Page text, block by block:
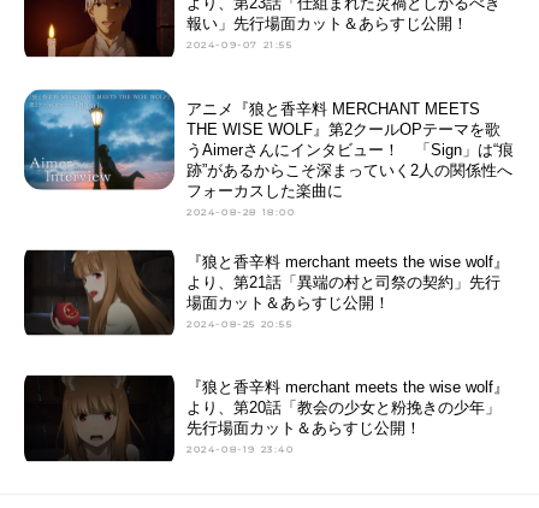
報い」先行場面カット＆あらすじ公開！
2024-09-07 21:55
アニメ『狼と香辛料 MERCHANT MEETS
THE WISE WOLF』第2クールOPテーマを歌
うAimerさんにインタビュー！ 「Sign」は“痕
跡”があるからこそ深まっていく2人の関係性へ
フォーカスした楽曲に
2024-08-28 18:00
『狼と香辛料 merchant meets the wise wolf』
より、第21話「異端の村と司祭の契約」先行
場面カット＆あらすじ公開！
2024-08-25 20:55
『狼と香辛料 merchant meets the wise wolf』
より、第20話「教会の少女と粉挽きの少年」
先行場面カット＆あらすじ公開！
2024-08-19 23:40